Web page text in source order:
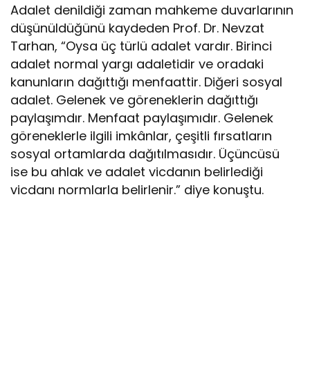
Adalet denildiği zaman mahkeme duvarlarının
düşünüldüğünü kaydeden Prof. Dr. Nevzat
Tarhan, “Oysa üç türlü adalet vardır. Birinci
adalet normal yargı adaletidir ve oradaki
kanunların dağıttığı menfaattir. Diğeri sosyal
adalet. Gelenek ve göreneklerin dağıttığı
paylaşımdır. Menfaat paylaşımıdır. Gelenek
göreneklerle ilgili imkânlar, çeşitli fırsatların
sosyal ortamlarda dağıtılmasıdır. Üçüncüsü
ise bu ahlak ve adalet vicdanın belirlediği
vicdanı normlarla belirlenir.” diye konuştu.